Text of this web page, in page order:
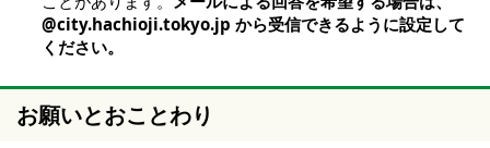
@city.hachioji.tokyo.jp から受信できるように設定して
ください。
お願いとおことわり